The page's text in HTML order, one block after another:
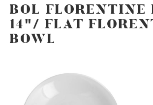
BOL FLORENTINE
14"/ FLAT
BOWL